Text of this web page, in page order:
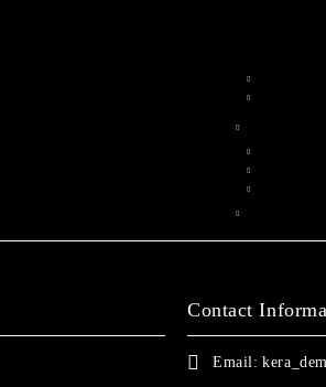
Contact
Email: